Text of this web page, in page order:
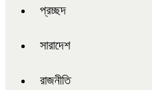
প্রচ্ছদ
সারাদেশ
রাজনীতি